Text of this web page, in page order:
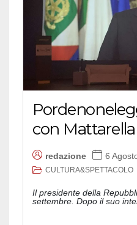
con Mattarella
redazione 6
CULTURA&SPETTACOLO
Il presidente della
settembre. Dopo il suo